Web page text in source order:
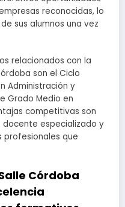
reconocidas, lo
sus alumnos una vez
relacionados con la
son el Ciclo
Administración y
Grado Medio en
competitivas son
especializado y
profesionales que
Córdoba